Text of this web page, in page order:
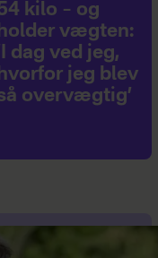
kilo – og
holder vægten:
dag ved jeg,
hvorfor jeg blev
overvægtig’